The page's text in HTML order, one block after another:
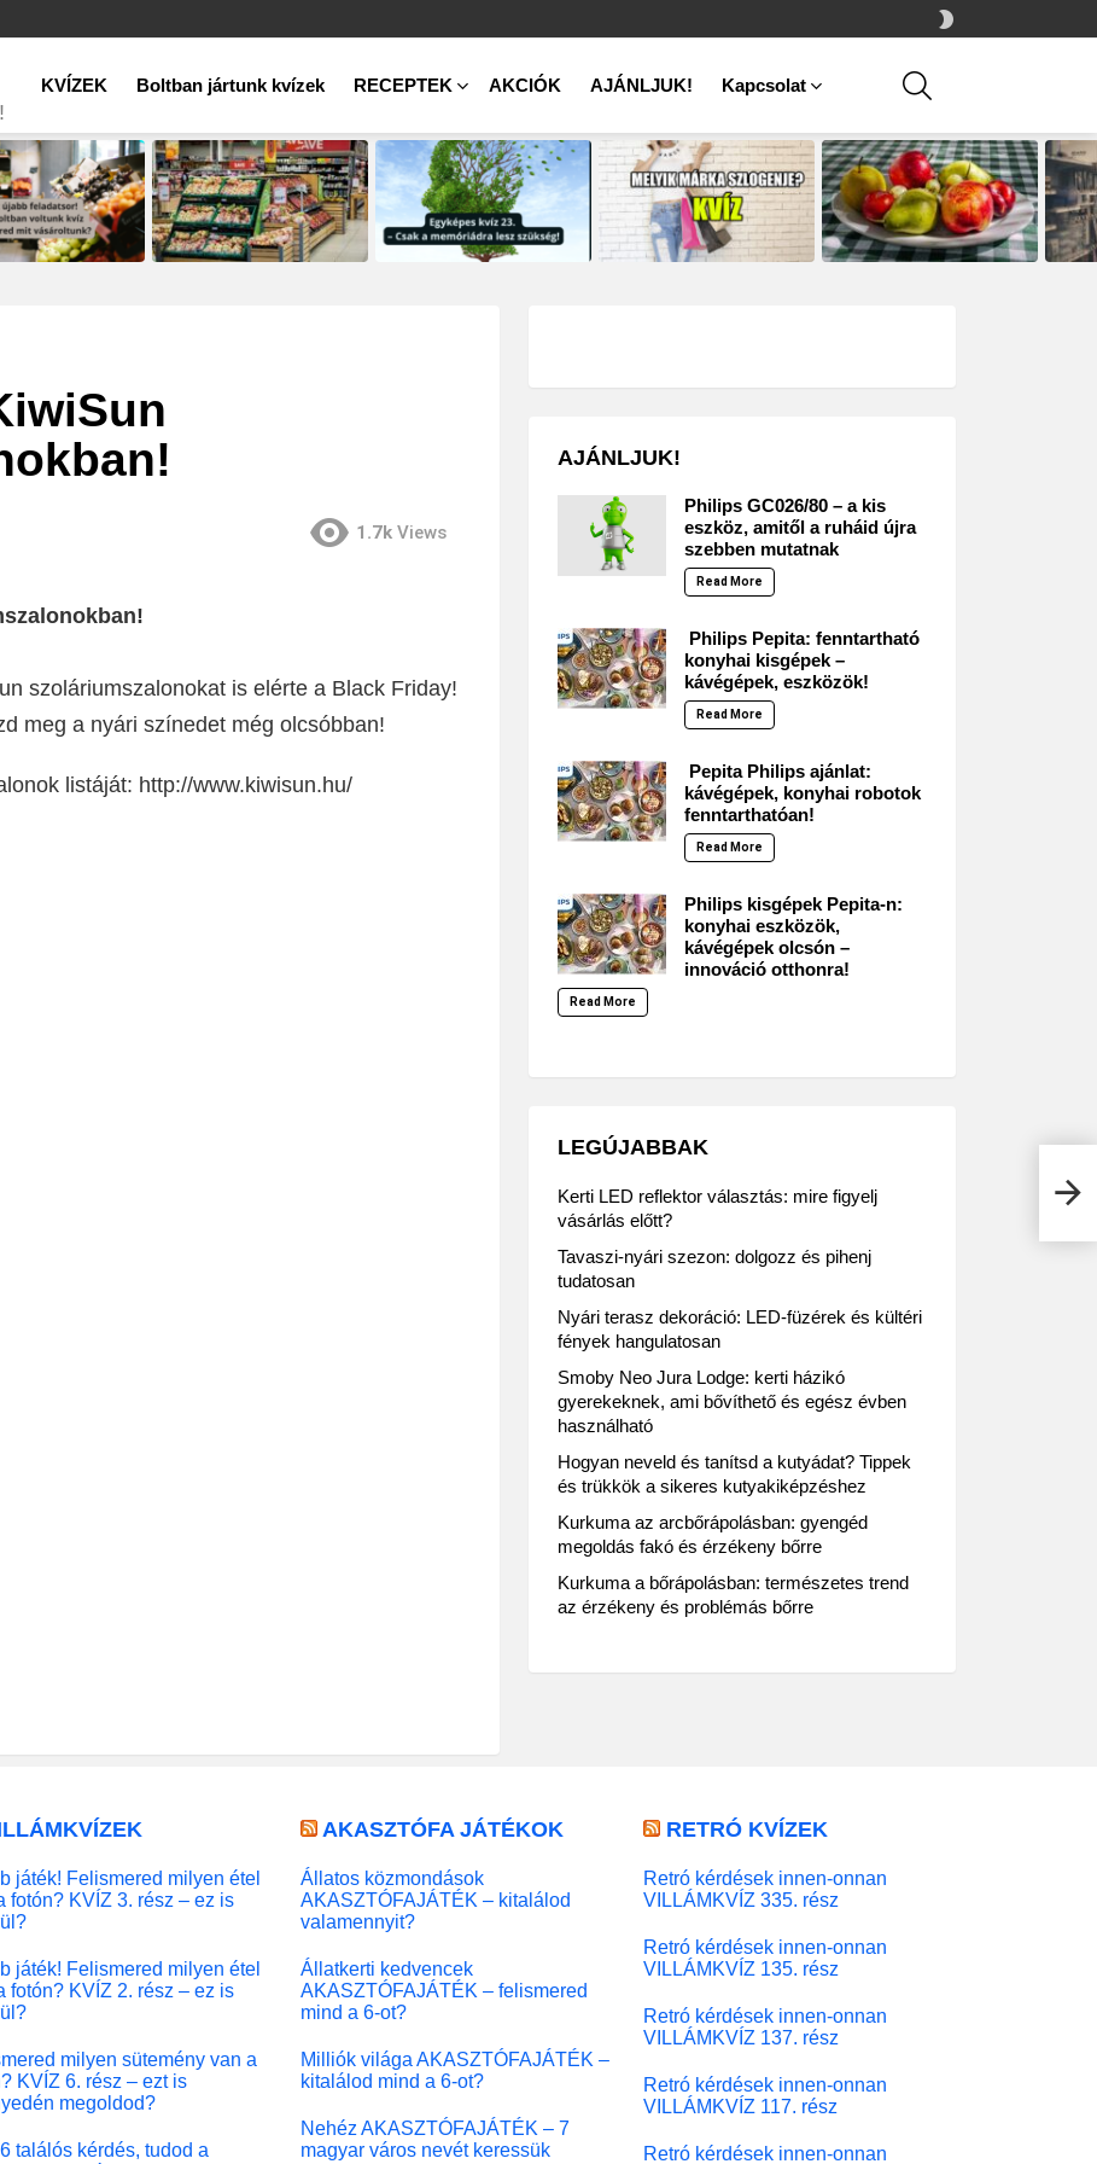
SKIN
KVÍZEK Boltban jártunk kvízek RECEPTEK AKCIÓK AJÁNLJUK! Kapcsolat
1.7k Views
szoláriumszalonokat is elérte a Black Friday!
meg a nyári színedet még olcsóbban!
listáját: http://www.kiwisun.hu/
AJÁNLJUK!
Philips GC026/80 – a kis
eszköz, amitől a ruháid újra
szebben mutatnak
Read More
Philips Pepita: fenntartható
konyhai kisgépek –
kávégépek, eszközök!
Read More
Pepita Philips ajánlat:
kávégépek, konyhai robotok
fenntarthatóan!
Read More
Philips kisgépek Pepita-n:
konyhai eszközök,
kávégépek olcsón –
innováció otthonra!
Read More
LEGÚJABBAK
Kerti LED reflektor választás: mire figyelj
vásárlás előtt?
Tavaszi-nyári szezon: dolgozz és pihenj
tudatosan
Nyári terasz dekoráció: LED-füzérek és kültéri
fények hangulatosan
Smoby Neo Jura Lodge: kerti házikó
gyerekeknek, ami bővíthető és egész évben
használható
Hogyan neveld és tanítsd a kutyádat? Tippek
és trükkök a sikeres kutyakiképzéshez
Kurkuma az arcbőrápolásban: gyengéd
megoldás fakó és érzékeny bőrre
Kurkuma a bőrápolásban: természetes trend
az érzékeny és problémás bőrre
játék! Felismered milyen étel
fotón? KVÍZ 3. rész – ez is
játék! Felismered milyen étel
fotón? KVÍZ 2. rész – ez is
milyen sütemény van a
KVÍZ 6. rész – ezt is
megoldod?
találós kérdés, tudod a
AKASZTÓFA JÁTÉKOK
Állatos közmondások
AKASZTÓFAJÁTÉK – kitalálod
valamennyit?
Állatkerti kedvencek
AKASZTÓFAJÁTÉK – felismered
mind a 6-ot?
Milliók világa AKASZTÓFAJÁTÉK –
kitalálod mind a 6-ot?
Nehéz AKASZTÓFAJÁTÉK – 7
magyar város nevét keressük
RETRÓ KVÍZEK
Retró kérdések innen-onnan
VILLÁMKVÍZ 335. rész
Retró kérdések innen-onnan
VILLÁMKVÍZ 135. rész
Retró kérdések innen-onnan
VILLÁMKVÍZ 137. rész
Retró kérdések innen-onnan
VILLÁMKVÍZ 117. rész
Retró kérdések innen-onnan